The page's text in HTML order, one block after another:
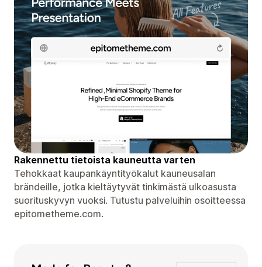
Rakennettu tietoista kauneutta varten
Tehokkaat kaupankäyntityökalut kauneusalan
brändeille, jotka kieltäytyvät tinkimästä ulkoasusta
suorituskyvyn vuoksi. Tutustu palveluihin osoitteessa
epitometheme.com.